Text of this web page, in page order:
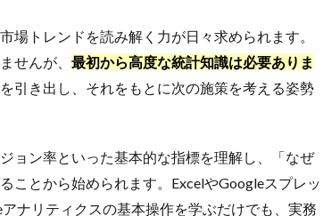
場トレンドを読み解く力が日々求められます。
せんが、 最初から高度な統計知識は必要ありま
引き出し、それをもとに次の施策を考える姿勢
ョン率といった基本的な指標を理解し、「なぜ
ことから始められます。ExcelやGoogleスプレッ
ナリティクスの基本操作を学ぶだけでも、実務